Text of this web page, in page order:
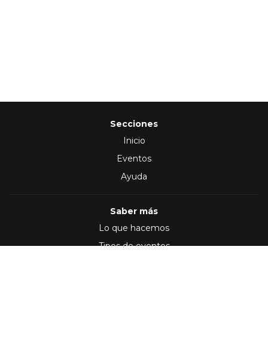
Secciones
Inicio
Eventos
Ayuda
Saber más
Lo que hacemos
Tipos de eventos